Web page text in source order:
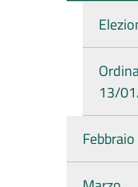
13/
Febbraio